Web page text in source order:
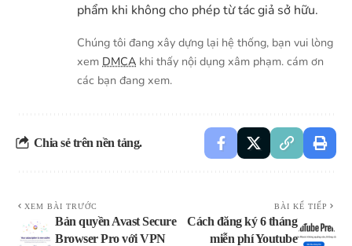
phẩm khi không cho phép từ tác giả sở hữu.
Chúng tôi đang xây dựng lại hệ thống, bạn vui lòng
xem DMCA khi thấy nội dụng xâm phạm. cám ơn
các bạn đang xem.
Chia sẻ trên nền tảng.
XEM BÀI TRƯỚC
Bản quyền Avast Secure
Browser Pro với VPN
BÀI KẾ TIẾP
Cách đăng ký 6 tháng
miễn phí Youtube